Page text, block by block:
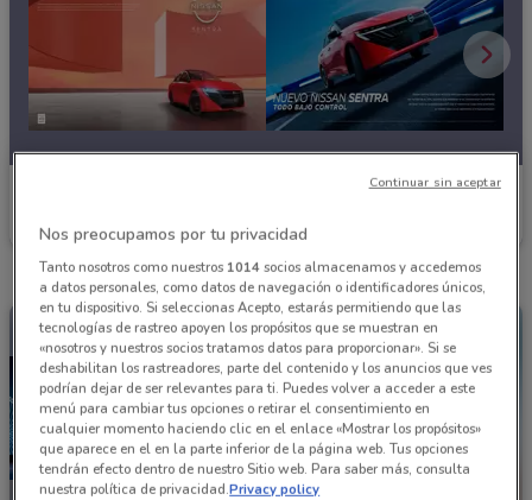
Caduca el 05/08
Nos preocupamos por tu privacidad
Tanto nosotros como nuestros 1014socios almacenamos y accedemos
a datos personales, como datos de navegación o identificadores únicos,
en tu dispositivo. Si seleccionas Acepto, estarás permitiendo que las
tecnologías de rastreo apoyen los propósitos que se muestran en
«nosotros y nuestros socios tratamos datos para proporcionar». Si se
deshabilitan los rastreadores, parte del contenido y los anuncios que ves
podrían dejar de ser relevantes para ti. Puedes volver a acceder a este
menú para cambiar tus opciones o retirar el consentimiento en
cualquier momento haciendo clic en el enlace «Mostrar los propósitos»
que aparece en el en la parte inferior de la página web. Tus opciones
tendrán efecto dentro de nuestro Sitio web. Para saber más, consulta
nuestra política de privacidad.Privacy policy
Continuar sin aceptar